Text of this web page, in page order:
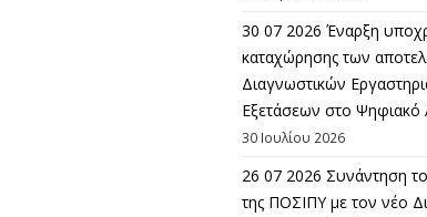
30 07 2026 Έναρξη
καταχώρησης των
Διαγνωστικών
Εξετάσεων στο Ψηφιακό
30 Ιουλίου 2026
26 07 2026 Συνάντηση
της ΠΟΣΙΠΥ με τον νέο